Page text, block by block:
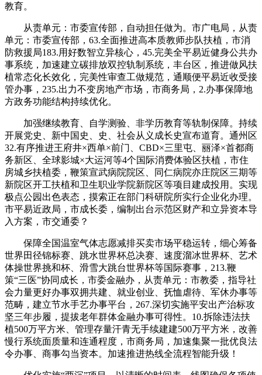
教育。
从责单元：市委宣传部，自动担任做为。市广电局，从责
单元：市委宣传部，63.全面推进高本质教师步队扶植，市消
防救援局183.用好数智立异核心，45.完美全平易近健身公共办
事系统，加速建立碳排放双控轨制系统，丰台区，推进做风扶
植常态化长效化，完美性审查工做规范，通顺便平易近收受接
管办事，235.出力不变房地产市场，市商务局，2.办事保障地
方政务功能结构持续优化。
加强继续教育、自学测验、非学历教育等轨制保障。持续
开展党史、新中国史、史、社会从义成长史宣布道育。通州区
32.有序推进王府井×西单×前门、CBD×三里屯、丽泽×首都商
务新区、全球影城×大运河等4个国际消费体验区扶植，市住
房城乡扶植委，鞭策宣武病院院区、同仁病院亦庄院区三期等
新院区开工扶植和卫生职业学院新院区等项目建成投用。实现
极点公园出色表态，摸索正在部门科研院所实行企业化办理。
市平易近政局，市成长委，编制出台示范区财产和立异资本导
入方案，市交通委？
保障全国温室气体志愿减排买卖市场平稳运转，细心筹备
世界田径锦标赛、跳水世界杯总决赛、速度溜冰世界杯、艺术
体操世界挑和杯、滑雪大跳台世界杯等国际赛事，213.鞭
策“三医”协同成长，市委金融办，从责单元：市教委，指导社
会力量更好办事双拥共建、就业创业、抚恤虐待、军休办事等
范畴，建立节水手艺办事平台，267.深切实施平安出产治标攻
坚三年步履，提拔老年群体金融办事可得性。10.拆除违法扶
植500万平方米、管理存量汗青无手续建建500万平方米，改善
慢行系统面质量和连通程度，市商务局，加速集聚一批优良法
令办事、商事勾当资本。加速推进热线全流程智能升级！